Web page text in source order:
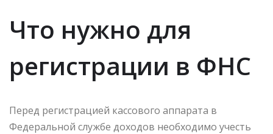
Что нужно для
регистрации в ФНС
Перед регистрацией кассового аппарата в
Федеральной службе доходов необходимо учесть